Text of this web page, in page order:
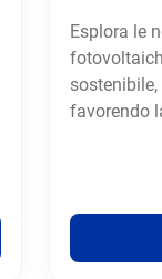
Esplora le
favorendo